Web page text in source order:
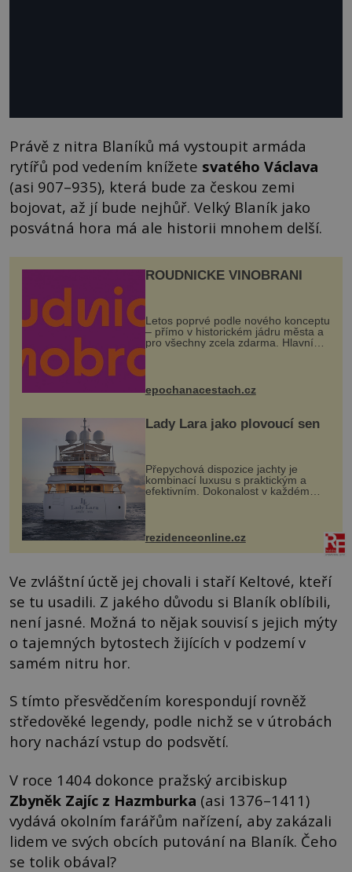
Právě z nitra Blaníků má vystoupit armáda
rytířů pod vedením knížete svatého Václava
(asi 907–935), která bude za českou zemi
bojovat, až jí bude nejhůř. Velký Blaník jako
posvátná hora má ale historii mnohem delší.
ROUDNICKÉ VINOBRANÍ
Letos poprvé podle nového konceptu
– přímo v historickém jádru města a
pro všechny zcela zdarma. Hlavní
program se odehraje na Karlově a
mohou těšit na víno, burčák, pes...
epochanacestach.cz
Lady Lara jako plovoucí sen
Přepychová dispozice jachty je
kombinací luxusu s praktickým a
efektivním. Dokonalost v každém
detailu představuje značka Fendi
Casa, kterou byly vybaveny její
paluby. Monacký přístav nabízí
každoročn...
rezidenceonline.cz
Ve zvláštní úctě jej chovali i staří Keltové, kteří
se tu usadili. Z jakého důvodu si Blaník oblíbili,
není jasné. Možná to nějak souvisí s jejich mýty
o tajemných bytostech žijících v podzemí v
samém nitru hor.
S tímto přesvědčením korespondují rovněž
středověké legendy, podle nichž se v útrobách
hory nachází vstup do podsvětí.
V roce 1404 dokonce pražský arcibiskup
Zbyněk Zajíc z Hazmburka (asi 1376–1411)
vydává okolním farářům nařízení, aby zakázali
lidem ve svých obcích putování na Blaník. Čeho
se tolik obával?